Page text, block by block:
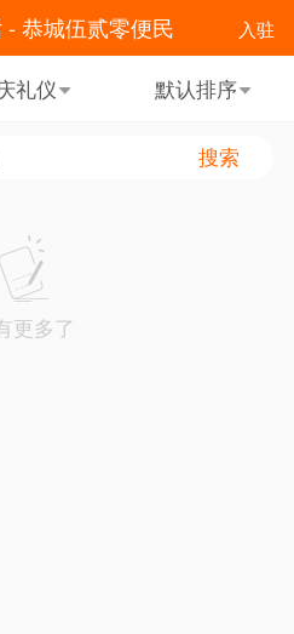
入驻
恭城伍贰零便民
礼仪 默认排序
搜索
更多了